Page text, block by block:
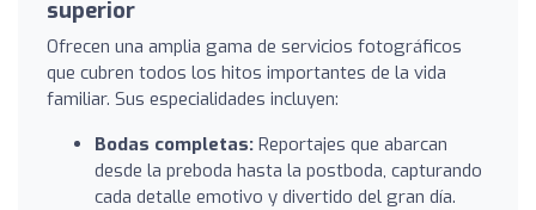
superior
Ofrecen una amplia gama de servicios fotográficos
que cubren todos los hitos importantes de la vida
familiar. Sus especialidades incluyen:
Bodas completas: Reportajes que abarcan
desde la preboda hasta la postboda, capturando
cada detalle emotivo y divertido del gran día.